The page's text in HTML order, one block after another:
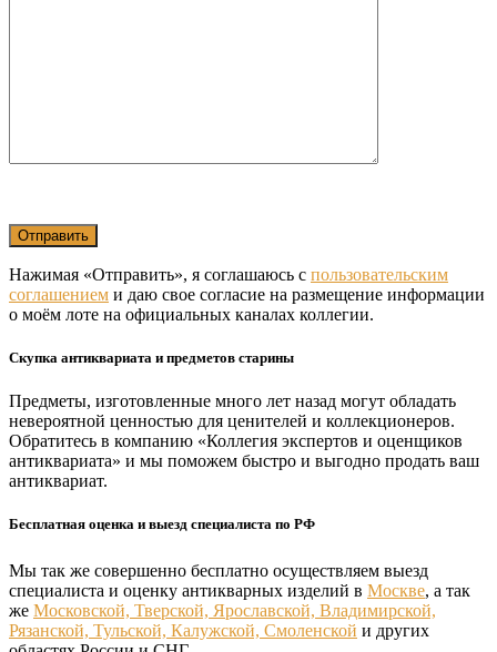
Нажимая «Отправить», я соглашаюсь с пользовательским
соглашением и даю свое согласие на размещение информации
о моём лоте на официальных каналах коллегии.
Скупка антиквариата и предметов старины
Предметы, изготовленные много лет назад могут обладать
невероятной ценностью для ценителей и коллекционеров.
Обратитесь в компанию «Коллегия экспертов и оценщиков
антиквариата» и мы поможем быстро и выгодно продать ваш
антиквариат.
Бесплатная оценка и выезд специалиста по РФ
Мы так же совершенно бесплатно осуществляем выезд
специалиста и оценку антикварных изделий в Москве, а так
же Московской, Тверской, Ярославской, Владимирской,
Рязанской, Тульской, Калужской, Смоленской и других